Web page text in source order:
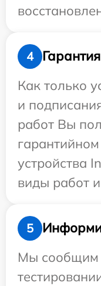
4
Гарантия
Как только
и
работ Вы
устройства
виды работ
5
Мы сообщим